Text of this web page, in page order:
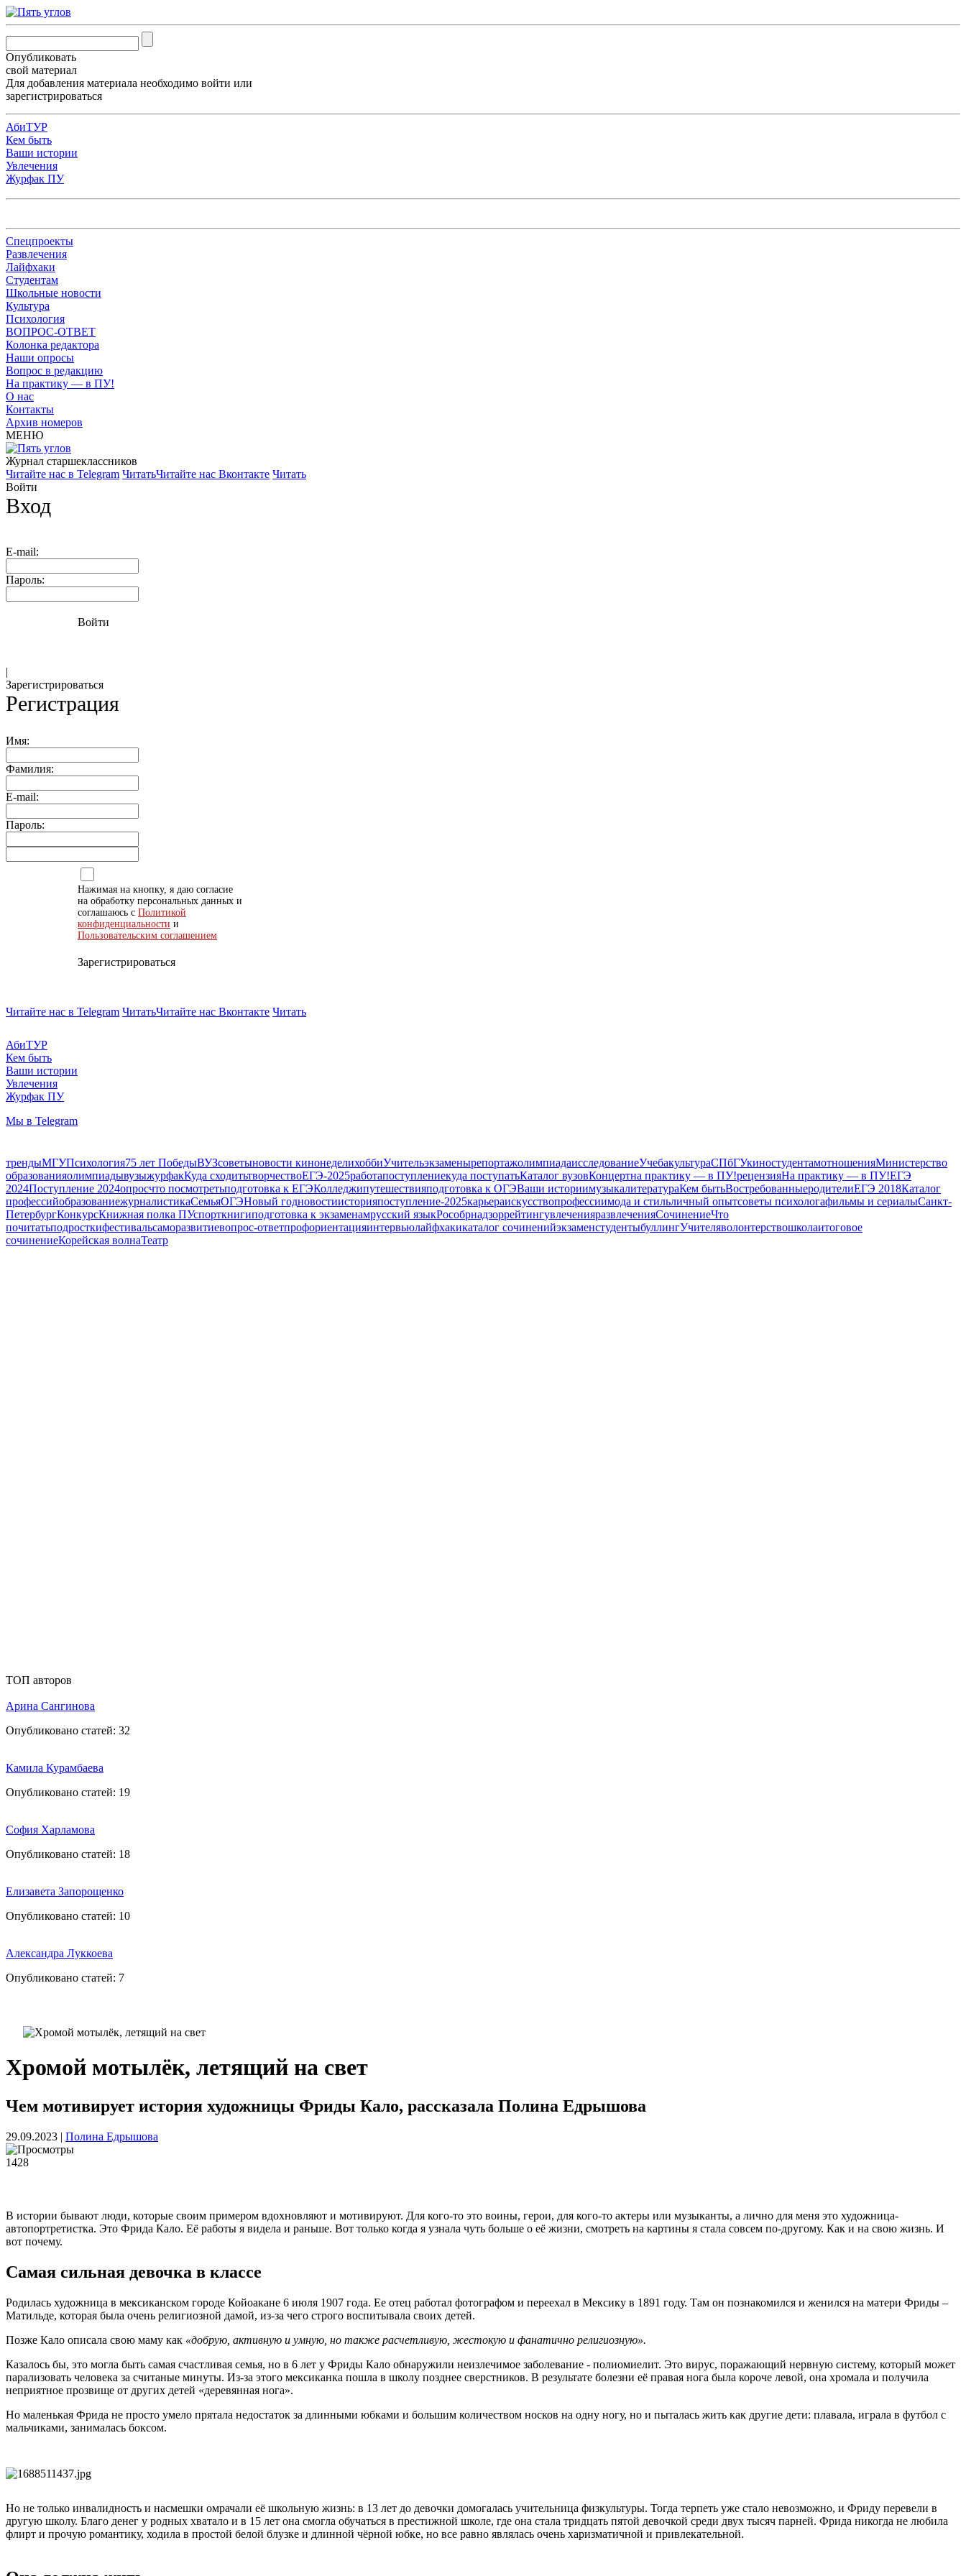
Опубликовать
свой материал
Для добавления материала необходимо войти или
зарегистрироваться
АбиТУР
Кем быть
Ваши истории
Увлечения
Журфак ПУ
Спецпроекты
Развлечения
Лайфхаки
Студентам
Школьные новости
Культура
Психология
ВОПРОС-ОТВЕТ
Колонка редактора
Наши опросы
Вопрос в редакцию
На практику — в ПУ!
О нас
Контакты
Архив номеров
МЕНЮ
Журнал старшекласcников
Читайте нас в Telegram ЧитатьЧитайте нас Вконтакте Читать
Войти
Вход
E-mail:
Пароль:
Войти
|
Зарегистрироваться
Регистрация
Имя:
Фамилия:
E-mail:
Пароль:
Нажимая на кнопку, я даю согласие
на обработку персональных данных и
соглашаюсь с Политикой
конфиденциальности и
Пользовательским соглашением
Зарегистрироваться
Читайте нас в Telegram ЧитатьЧитайте нас Вконтакте Читать
АбиТУР
Кем быть
Ваши истории
Увлечения
Журфак ПУ
Мы в Telegram
трендыМГУПсихология75 лет ПобедыВУЗсоветыновости кинонеделихоббиУчительэкзаменырепортажолимпиадаисследованиеУчебакультураСПбГУкиностудентамотношенияМинистерство
образованияолимпиадывузыжурфакКуда сходитьтворчествоЕГЭ-2025работапоступлениекуда поступатьКаталог вузовКонцертна практику — в ПУ!рецензияНа практику — в ПУ!ЕГЭ
2024Поступление 2024опросчто посмотретьподготовка к ЕГЭКолледжипутешествияподготовка к ОГЭВаши историимузыкалитератураКем бытьВостребованныеродителиЕГЭ 2018Каталог
профессийобразованиежурналистикаСемьяОГЭНовый годновостиисторияпоступление-2025карьераискусствопрофессиимода и стильличный опытсоветы психологафильмы и сериалыСанкт-
ПетербургКонкурсКнижная полка ПУспорткнигиподготовка к экзаменамрусский языкРособрнадзоррейтингувлеченияразвлеченияСочинениеЧто
почитатьподросткифестивальсаморазвитиевопрос-ответпрофориентацияинтервьюлайфхакикаталог сочиненийэкзаменстудентыбуллингУчителяволонтерствошколаитоговое
сочинениеКорейская волнаТеатр
ТОП авторов
Арина Сангинова
Опубликовано статей: 32
Камила Курамбаева
Опубликовано статей: 19
София Харламова
Опубликовано статей: 18
Елизавета Запорощенко
Опубликовано статей: 10
Александра Луккоева
Опубликовано статей: 7
Хромой мотылёк, летящий на свет
Чем мотивирует история художницы Фриды Кало, рассказала Полина Едрышова
29.09.2023 | Полина Едрышова
1428
В истории бывают люди, которые своим примером вдохновляют и мотивируют. Для кого-то это воины, герои, для кого-то актеры или музыканты, а лично для меня это художница-
автопортретистка. Это Фрида Кало. Её работы я видела и раньше. Вот только когда я узнала чуть больше о её жизни, смотреть на картины я стала совсем по-другому. Как и на свою жизнь. И
вот почему.
Самая сильная девочка в классе
Родилась художница в мексиканском городе Койоакане 6 июля 1907 года. Ее отец работал фотографом и переехал в Мексику в 1891 году. Там он познакомился и женился на матери Фриды –
Матильде, которая была очень религиозной дамой, из-за чего строго воспитывала своих детей.
Позже Кало описала свою маму как «добрую, активную и умную, но также расчетливую, жестокую и фанатично религиозную».
Казалось бы, это могла быть самая счастливая семья, но в 6 лет у Фриды Кало обнаружили неизлечимое заболевание - полиомиелит. Это вирус, поражающий нервную систему, который может
парализовать человека за считаные минуты. Из-за этого мексиканка пошла в школу позднее сверстников. В результате болезни её правая нога была короче левой, она хромала и получила
неприятное прозвище от других детей «деревянная нога».
Но маленькая Фрида не просто умело прятала недостаток за длинными юбками и большим количеством носков на одну ногу, но и пыталась жить как другие дети: плавала, играла в футбол с
мальчиками, занималась боксом.
Но не только инвалидность и насмешки омрачали её школьную жизнь: в 13 лет до девочки домогалась учительница физкультуры. Тогда терпеть уже стало невозможно, и Фриду перевели в
другую школу. Благо денег у родных хватало и в 15 лет она смогла обучаться в престижной школе, где она стала тридцать пятой девочкой среди двух тысяч парней. Фрида никогда не любила
флирт и прочую романтику, ходила в простой белой блузке и длинной чёрной юбке, но все равно являлась очень харизматичной и привлекательной.